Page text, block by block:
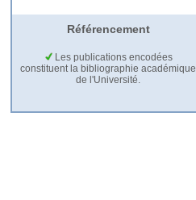
Référencement
Les publications encodées
constituent la bibliographie académique
de l'Université.